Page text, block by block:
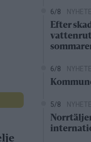
6/8
Efter
6/8
5/8